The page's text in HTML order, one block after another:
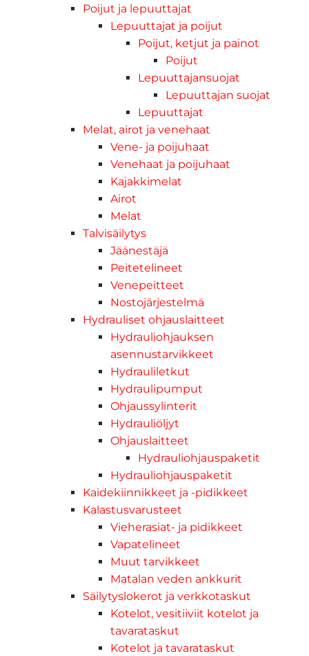
Poijut ja lepuuttajat
Lepuuttajat ja poijut
Poijut, ketjut ja painot
Poijut
Lepuuttajansuojat
Lepuuttajan suojat
Lepuuttajat
Melat, airot ja venehaat
Vene- ja poijuhaat
Venehaat ja poijuhaat
Kajakkimelat
Airot
Melat
Talvisäilytys
Jäänestäjä
Peitetelineet
Venepeitteet
Nostojärjestelmä
Hydrauliset ohjauslaitteet
Hydrauliohjauksen
asennustarvikkeet
Hydrauliletkut
Hydraulipumput
Ohjaussylinterit
Hydrauliöljyt
Ohjauslaitteet
Hydrauliohjauspaketit
Hydrauliohjauspaketit
Kaidekiinnikkeet ja -pidikkeet
Kalastusvarusteet
Vieherasiat- ja pidikkeet
Vapatelineet
Muut tarvikkeet
Matalan veden ankkurit
Säilytyslokerot ja verkkotaskut
Kotelot, vesitiiviit kotelot ja
tavarataskut
Kotelot ja tavarataskut